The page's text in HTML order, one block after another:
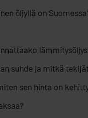
öljyllä on
suhde ja mitkä
sen hinta on